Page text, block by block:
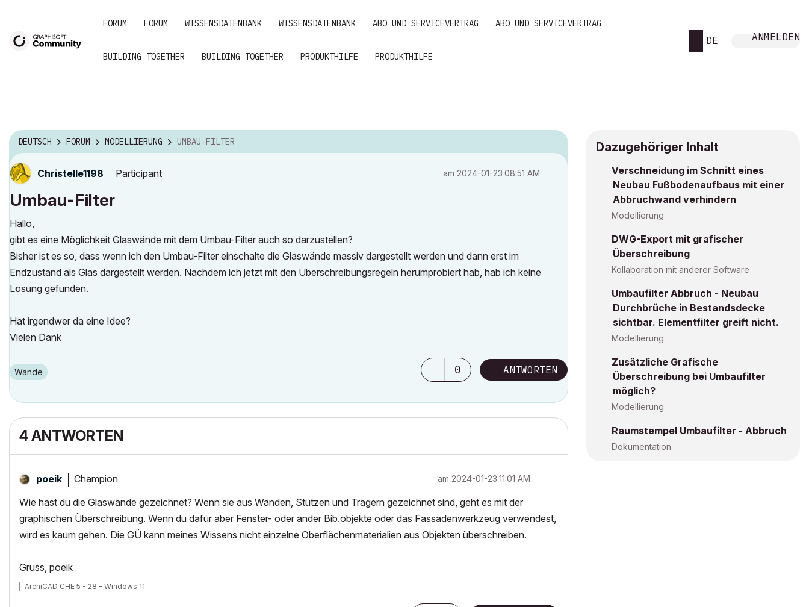
FORUM FORUM WISSENSDATENBANK WISSENSDATENBANK ABO UND SERVICEVERTRAG ABO UND SERVICEVERTRAG
BUILDING TOGETHER BUILDING TOGETHER PRODUKTHILFE PRODUKTHILFE
DE ANMELDEN
DEUTSCH FORUM MODELLIERUNG UMBAU-FILTER
Christelle1198 Participant am ‎2024-01-23 08:51 AM
Umbau-Filter
Hallo,
gibt es eine Möglichkeit Glaswände mit dem Umbau-Filter auch so darzustellen?
Bisher ist es so, dass wenn ich den Umbau-Filter einschalte die Glaswände massiv dargestellt werden und dann erst im
Endzustand als Glas dargestellt werden. Nachdem ich jetzt mit den Überschreibungsregeln herumprobiert hab, hab ich keine
Lösung gefunden.
Hat irgendwer da eine Idee?
Vielen Dank
Wände 0 ANTWORTEN
4 ANTWORTEN
poeik Champion am ‎2024-01-23 11:01 AM
Wie hast du die Glaswände gezeichnet? Wenn sie aus Wänden, Stützen und Trägern gezeichnet sind, geht es mit der
graphischen Überschreibung. Wenn du dafür aber Fenster- oder ander Bib.objekte oder das Fassadenwerkzeug verwendest,
wird es kaum gehen. Die GÜ kann meines Wissens nicht einzelne Oberflächenmaterialien aus Objekten überschreiben.
Gruss, poeik
ArchiCAD CHE 5 - 28 - Windows 11
Dazugehöriger Inhalt
Verschneidung im Schnitt eines
Neubau Fußbodenaufbaus mit einer
Abbruchwand verhindern
Modellierung
DWG-Export mit grafischer
Überschreibung
Kollaboration mit anderer Software
Umbaufilter Abbruch - Neubau
Durchbrüche in Bestandsdecke
sichtbar. Elementfilter greift nicht.
Modellierung
Zusätzliche Grafische
Überschreibung bei Umbaufilter
möglich?
Modellierung
Raumstempel Umbaufilter - Abbruch
Dokumentation